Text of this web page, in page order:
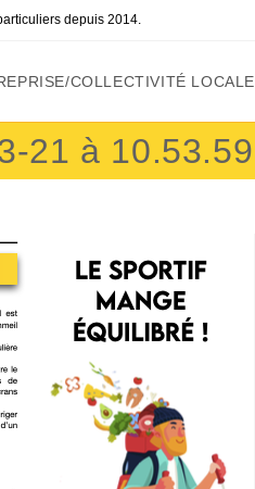
depuis 2014.
COLLECTIVITÉ LOCALE
21 à 10.53.59